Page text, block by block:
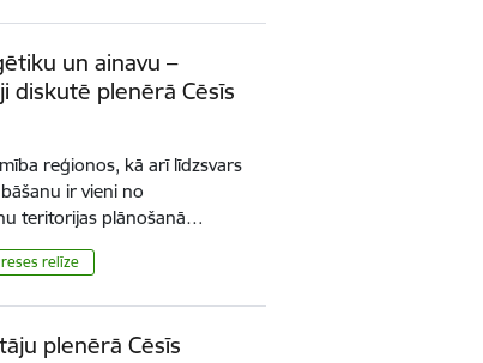
un ainavu –
diskutē plenērā Cēsīs
reģionos, kā arī līdzsvars
ir vieni no
teritorijas plānošanā…
relīze
plenērā Cēsīs